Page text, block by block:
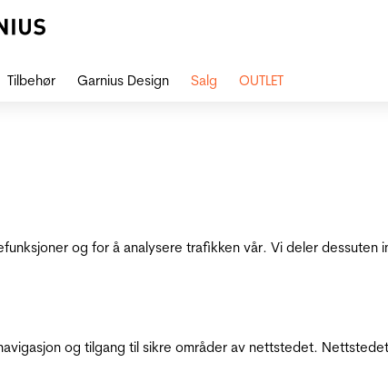
og for å analysere trafikken vår. Vi deler dessuten
og tilgang til sikre områder av nettstedet.
Tilbehør Garnius Design Salg OUTLET